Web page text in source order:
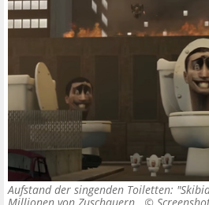
Aufstand der singenden Toiletten: